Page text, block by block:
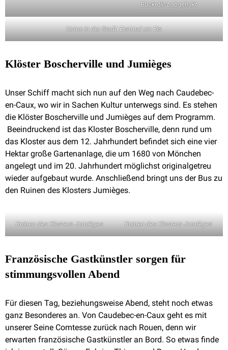
Bucketlist abgehakt
Unten in der Stadt: Erstmal ein Eis
Klöster Boscherville und Jumièges
Unser Schiff macht sich nun auf den Weg nach Caudebec-
en-Caux, wo wir in Sachen Kultur unterwegs sind. Es stehen
die Klöster Boscherville und Jumièges auf dem Programm.
Beeindruckend ist das Kloster Boscherville, denn rund um
das Kloster aus dem 12. Jahrhundert befindet sich eine vier
Hektar große Gartenanlage, die um 1680 von Mönchen
angelegt und im 20. Jahrhundert möglichst originalgetreu
wieder aufgebaut wurde. Anschließend bringt uns der Bus zu
den Ruinen des Klosters Jumièges.
Ruinen des Klosters Jumièges Ruinen des Klosters Jumièges
Französische Gastkünstler sorgen für
stimmungsvollen Abend
Für diesen Tag, beziehungsweise Abend, steht noch etwas
ganz Besonderes an. Von Caudebec-en-Caux geht es mit
unserer Seine Comtesse zurück nach Rouen, denn wir
erwarten französische Gastkünstler an Bord. So etwas finde